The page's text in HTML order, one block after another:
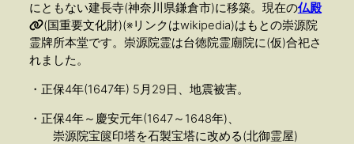
にともない建長寺(神奈川県鎌倉市)に移築。現在の仏殿
(国重要文化財)(※リンクはwikipedia)はもとの崇源院
霊牌所本堂です。崇源院霊は台徳院霊廟院に(仮)合祀さ
れました。
・正保4年(1647年) 5月29日、地震被害。
・正保4年～慶安元年(1647～1648年)、
崇源院宝篋印塔を石製宝塔に改める(北御霊屋)